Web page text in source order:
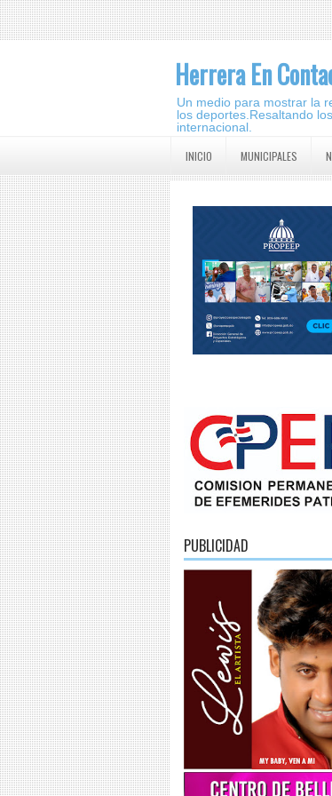
Herrera En
Un medio para mostrar la
los deportes.Resaltando
internacional.
INICIO MUNICIPALES
PUBLICIDAD
1 2 3 4